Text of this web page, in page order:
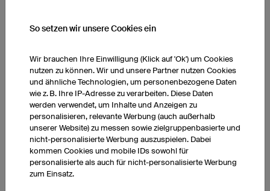
Drop Trim
So setzen wir unsere Cookies ein
Wir brauchen Ihre Einwilligung (Klick auf 'Ok') um Cookies
nutzen zu können. Wir und unsere Partner nutzen Cookies
und ähnliche Technologien, um personenbezogene Daten
wie z. B. Ihre IP-Adresse zu verarbeiten. Diese Daten
werden verwendet, um Inhalte und Anzeigen zu
personalisieren, relevante Werbung (auch außerhalb
unserer Website) zu messen sowie zielgruppenbasierte und
nicht-personalisierte Werbung auszuspielen. Dabei
kommen Cookies und mobile IDs sowohl für
personalisierte als auch für nicht-personalisierte Werbung
zum Einsatz.